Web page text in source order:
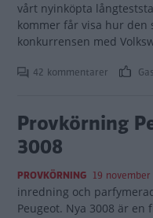
vårt nyinköpta
kommer får visa hur den
konkurrensen med
42 kommentarer
Provkörning
3008
PROVKÖRNING 19 november
inredning och
Peugeot. Nya 3008 är